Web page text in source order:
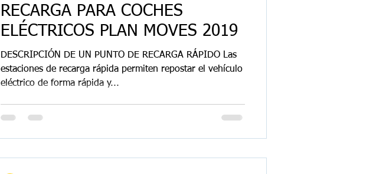
RECARGA PARA COCHES
ELÉCTRICOS PLAN MOVES 2019
DESCRIPCIÓN DE UN PUNTO DE RECARGA RÁPIDO Las
estaciones de recarga rápida permiten repostar el vehículo
eléctrico de forma rápida y...